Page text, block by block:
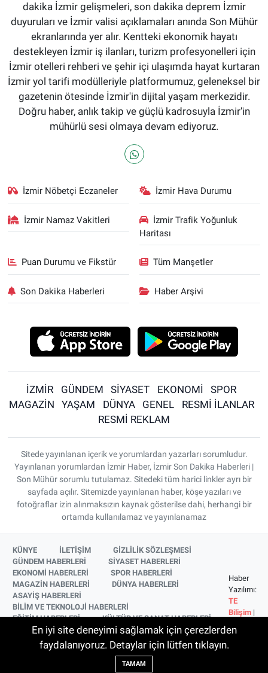
dakika İzmir gelişmeleri, son dakika deprem İzmir
duyuruları ve İzmir valisi açıklamaları anında Son Mühür
ekranlarında yer alır. Kentteki ekonomik hayatı
destekleyen İzmir iş ilanları, turizm profesyonelleri için
İzmir otelleri rehberi ve şehir içi ulaşımda hayat kurtaran
İzmir yol tarifi modülleriyle platformumuz, geleneksel bir
gazetenin ötesinde İzmir'in dijital yaşam merkezidir.
Doğru haber, anlık takip ve güçlü kadrosuyla İzmir’in
mühürlü sesi olmaya devam ediyoruz.
İzmir Nöbetçi Eczaneler İzmir Hava Durumu
İzmir Namaz Vakitleri
İzmir Trafik Yoğunluk
Haritası
Puan Durumu ve Fikstür Tüm Manşetler
Son Dakika Haberleri Haber Arşivi
İZMİR GÜNDEM SİYASET EKONOMİ
SPOR
MAGAZİN
YAŞAM DÜNYA GENEL
RESMİ İLANLAR
RESMİ REKLAM
Sitede yayınlanan içerik ve yorumlardan yazarları sorumludur.
Yayınlanan yorumlardan İzmir Haber, İzmir Son Dakika Haberleri |
Son Mühür sorumlu tutulamaz. Sitedeki tüm harici linkler ayrı bir
sayfada açılır. Sitemizde yayınlanan haber, köşe yazıları ve
fotoğraflar izin alınmaksızın kaynak gösterilse dahi, herhangi bir
ortamda kullanılamaz ve yayınlanamaz
KÜNYE İLETİŞİM
GİZLİLİK SÖZLEŞMESİ
GÜNDEM HABERLERİ
SİYASET HABERLERİ
EKONOMİ HABERLERİ
SPOR HABERLERİ
MAGAZİN HABERLERİ
DÜNYA HABERLERİ
ASAYİŞ HABERLERİ
BİLİM VE TEKNOLOJİ HABERLERİ
EĞİTİM HABERLERİ
KÜLTÜR VE SANAT HABERLERİ
SAĞLIK HABERLERİ
YAŞAM HABERLERİ
YEREL HABERLER
İZMİR HABERLERİ
SİNEMA VE TELEVİZYON HABERLERİ
Haber
Yazılımı:
TE
Bilişim |
© 2026
En iyi site deneyimi sağlamak için çerezlerden
faydalanıyoruz. Detaylar için lütfen tıklayın.
TAMAM